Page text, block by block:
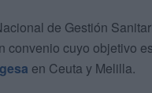
de Gestión
convenio cuyo objetivo
en Ceuta y Melilla.